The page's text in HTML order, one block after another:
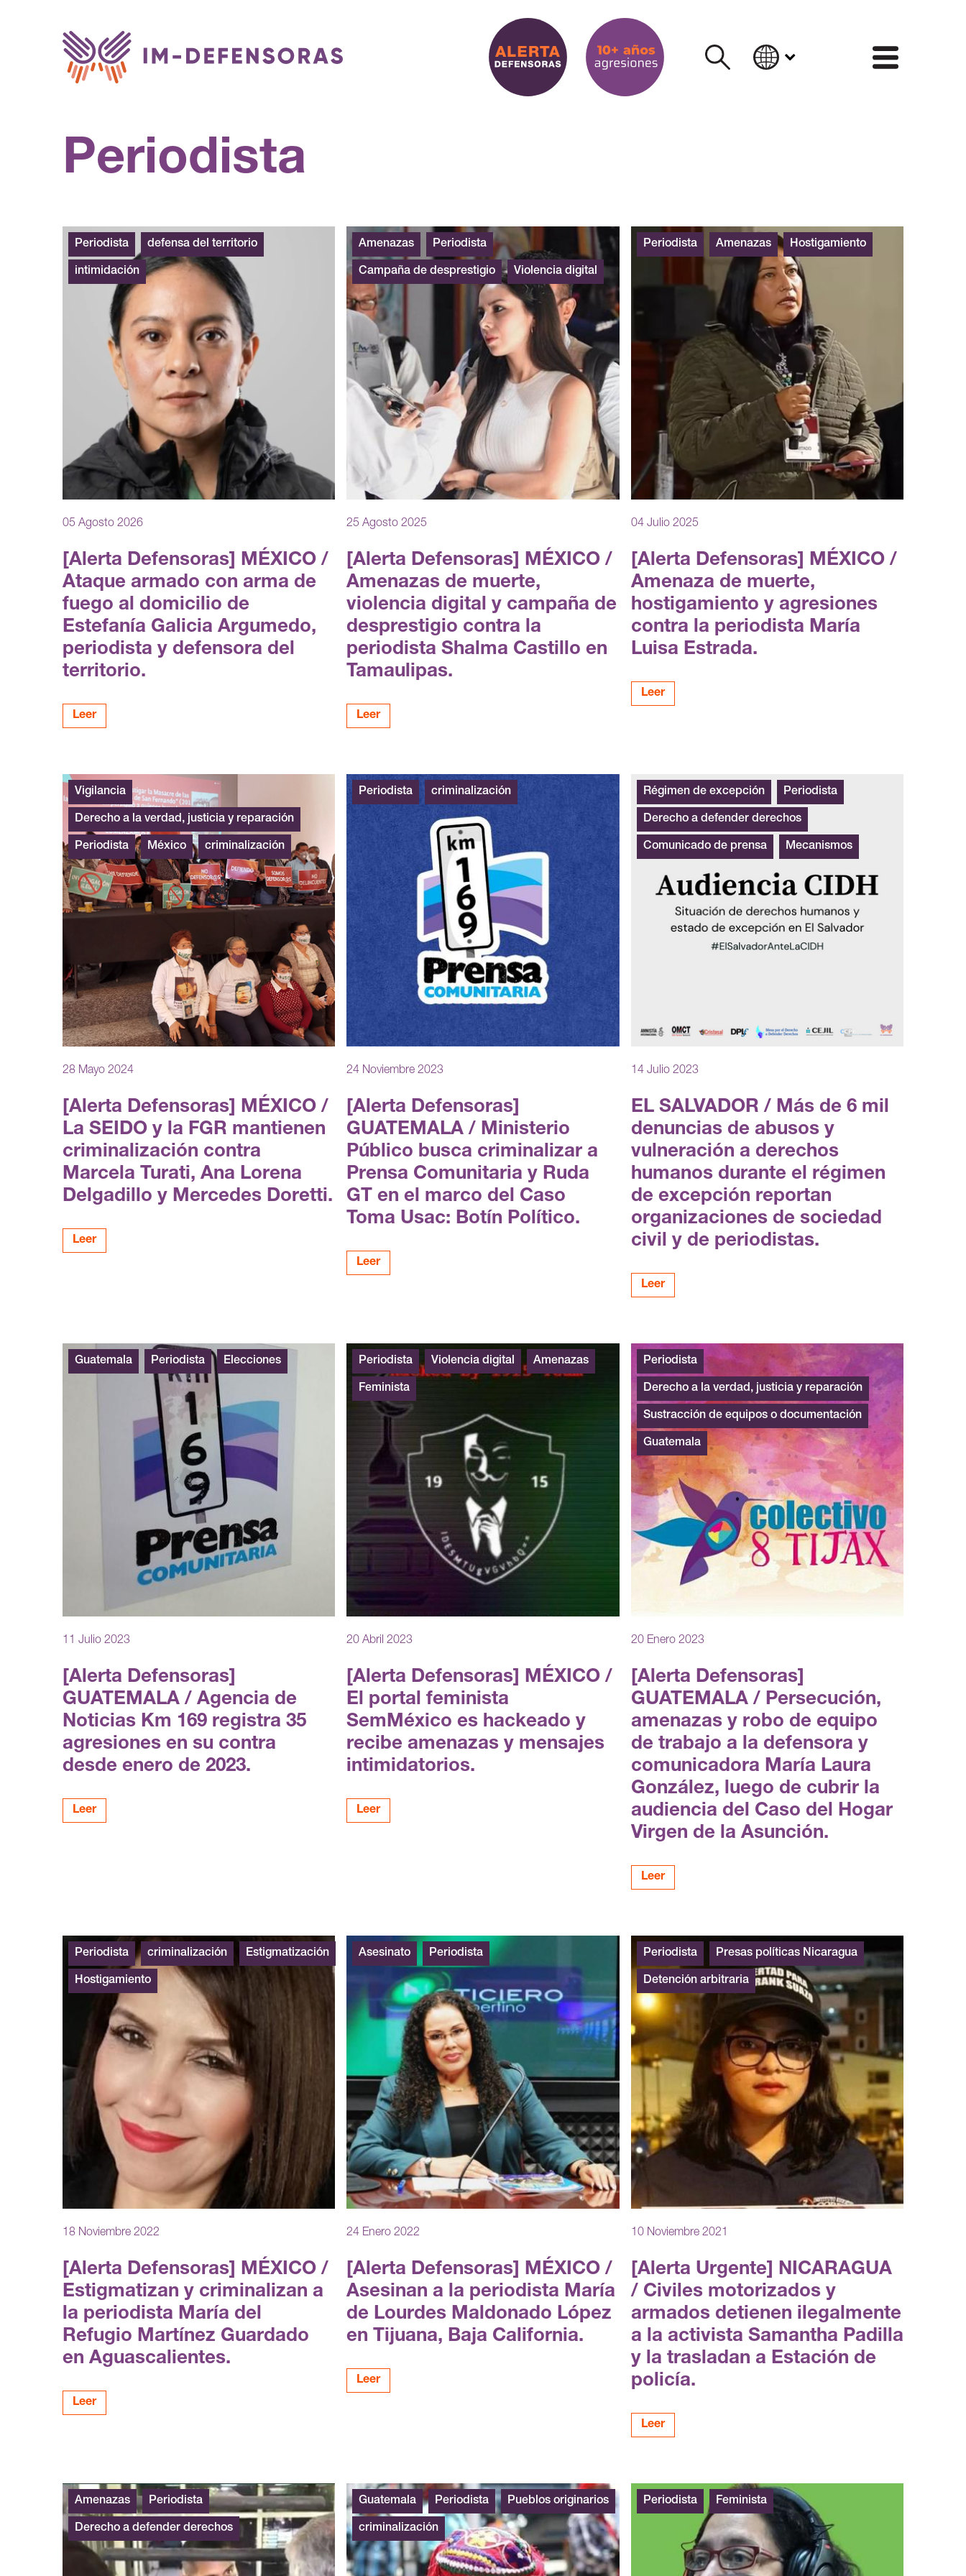
Periodista
05 Agosto 2026
[Alerta Defensoras] MÉXICO /
Ataque armado con arma de
fuego al domicilio de
Estefanía Galicia Argumedo,
periodista y defensora del
territorio.
Leer
Periodista defensa del territorio
intimidación
25 Agosto 2025
[Alerta Defensoras] MÉXICO /
Amenazas de muerte,
violencia digital y campaña de
desprestigio contra la
periodista Shalma Castillo en
Tamaulipas.
Leer
Amenazas Periodista
Campaña de desprestigio Violencia digital
04 Julio 2025
[Alerta Defensoras] MÉXICO /
Amenaza de muerte,
hostigamiento y agresiones
contra la periodista María
Luisa Estrada.
Leer
Periodista Amenazas Hostigamiento
28 Mayo 2024
[Alerta Defensoras] MÉXICO /
La SEIDO y la FGR mantienen
criminalización contra
Marcela Turati, Ana Lorena
Delgadillo y Mercedes Doretti.
Leer
Vigilancia
Derecho a la verdad, justicia y reparación
Periodista México criminalización
24 Noviembre 2023
[Alerta Defensoras]
GUATEMALA / Ministerio
Público busca criminalizar a
Prensa Comunitaria y Ruda
GT en el marco del Caso
Toma Usac: Botín Político.
Leer
Periodista criminalización
14 Julio 2023
EL SALVADOR / Más de 6 mil
denuncias de abusos y
vulneración a derechos
humanos durante el régimen
de excepción reportan
organizaciones de sociedad
civil y de periodistas.
Leer
Régimen de excepción Periodista
Derecho a defender derechos
Comunicado de prensa Mecanismos
11 Julio 2023
[Alerta Defensoras]
GUATEMALA / Agencia de
Noticias Km 169 registra 35
agresiones en su contra
desde enero de 2023.
Leer
Guatemala Periodista Elecciones
20 Abril 2023
[Alerta Defensoras] MÉXICO /
El portal feminista
SemMéxico es hackeado y
recibe amenazas y mensajes
intimidatorios.
Leer
Periodista Violencia digital Amenazas
Feminista
20 Enero 2023
[Alerta Defensoras]
GUATEMALA / Persecución,
amenazas y robo de equipo
de trabajo a la defensora y
comunicadora María Laura
González, luego de cubrir la
audiencia del Caso del Hogar
Virgen de la Asunción.
Leer
Periodista
Derecho a la verdad, justicia y reparación
Sustracción de equipos o documentación
Guatemala
18 Noviembre 2022
[Alerta Defensoras] MÉXICO /
Estigmatizan y criminalizan a
la periodista María del
Refugio Martínez Guardado
en Aguascalientes.
Leer
Periodista criminalización Estigmatización
Hostigamiento
24 Enero 2022
[Alerta Defensoras] MÉXICO /
Asesinan a la periodista María
de Lourdes Maldonado López
en Tijuana, Baja California.
Leer
Asesinato Periodista
10 Noviembre 2021
[Alerta Urgente] NICARAGUA
/ Civiles motorizados y
armados detienen ilegalmente
a la activista Samantha Padilla
y la trasladan a Estación de
policía.
Leer
Periodista Presas políticas Nicaragua
Detención arbitraria
Amenazas Periodista
Derecho a defender derechos
Guatemala Periodista Pueblos originarios
criminalización
Periodista Feminista